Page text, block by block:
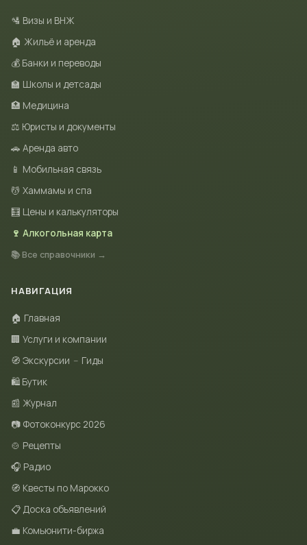
🛂 Визы и ВНЖ
🏠 Жильё и аренда
💰 Банки и переводы
🏫 Школы и детсады
🏥 Медицина
⚖️ Юристы и документы
🚗 Аренда авто
📱 Мобильная связь
💆 Хаммамы и спа
🧮 Цены и калькуляторы
🍷 Алкогольная карта
📚 Все справочники →
НАВИГАЦИЯ
🏠 Главная
🏢 Услуги и компании
🧭 Экскурсии – Гиды
🛍 Бутик
📰 Журнал
📷 Фотоконкурс 2026
🍲 Рецепты
🎧 Радио
🧭 Квесты по Марокко
📋 Доска объявлений
💼 Комьюнити-биржа